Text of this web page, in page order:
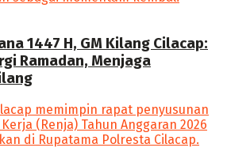
1447 H, GM Kilang Cilacap:
Ramadan, Menjaga